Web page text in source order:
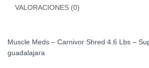
VALORACIONES (0)
Muscle Meds – Carnivor Shred 4.6 Lbs –
guadalajara